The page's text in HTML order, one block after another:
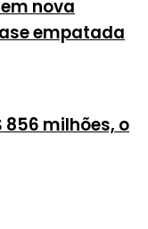
nova
empatada
856 milhões, o